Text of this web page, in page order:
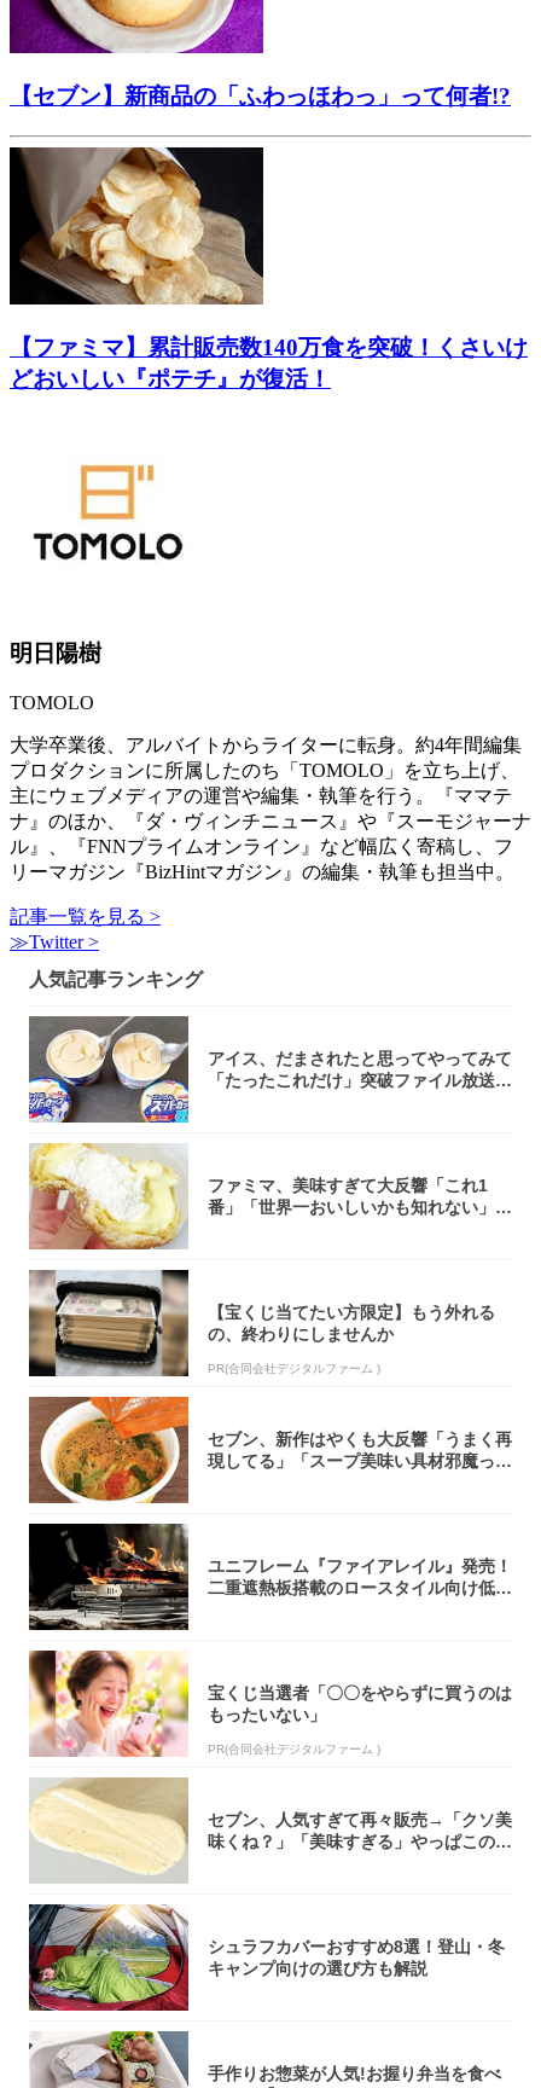
【セブン】新商品の「ふわっほわっ」って何者!?
【ファミマ】累計販売数140万食を突破！くさいけ
どおいしい『ポテチ』が復活！
明日陽樹
TOMOLO
大学卒業後、アルバイトからライターに転身。約4年間編集
プロダクションに所属したのち「TOMOLO」を立ち上げ、
主にウェブメディアの運営や編集・執筆を行う。『ママテ
ナ』のほか、『ダ・ヴィンチニュース』や『スーモジャーナ
ル』、『FNNプライムオンライン』など幅広く寄稿し、フ
リーマガジン『BizHintマガジン』の編集・執筆も担当中。
記事一覧を見る >
≫Twitter >
人気記事ランキング
アイス、だまされたと思ってやってみて
「たったこれだけ」突破ファイル放送で
ファミマ、美味すぎて大反響「これ1
番」「世界一おいしいかも知れない」
【宝くじ当てたい方限定】もう外れる
の、終わりにしませんか
PR(合同会社デジタルファーム )
セブン、新作はやくも大反響「うまく再
現してる」「スープ美味い具材邪魔って
ユニフレーム『ファイアレイル』発売！
二重遮熱板搭載のロースタイル向け低型
宝くじ当選者「〇〇をやらずに買うのは
もったいない」
PR(合同会社デジタルファーム )
セブン、人気すぎて再々販売→「クソ美
味くね？」「美味すぎる」やっぱこのク
シュラフカバーおすすめ8選！登山・冬
キャンプ向けの選び方も解説
手作りお惣菜が人気!お握り弁当を食べ